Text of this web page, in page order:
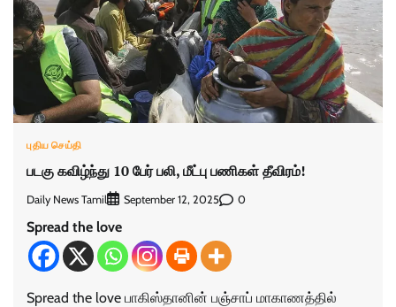
புதிய செய்தி
படகு கவிழ்ந்து 10 பேர் பலி, மீட்பு பணிகள் தீவிரம்!
Daily News Tamil September 12, 2025 0
Spread the love
Spread the love பாகிஸ்தானின் பஞ்சாப் மாகாணத்தில்